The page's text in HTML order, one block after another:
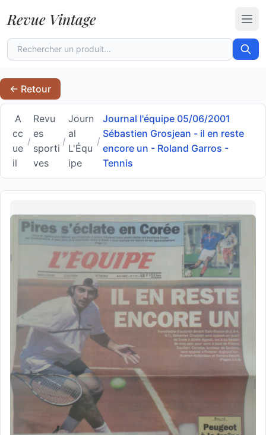
Revue Vintage
← Retour
A
cc
ue
il
/
Revu
es
sporti
ves
/
Journ
al
L'Équ
ipe
/
Journal l'équipe 05/06/2001
Sébastien Grosjean - il en reste
encore un - Roland Garros -
Tennis